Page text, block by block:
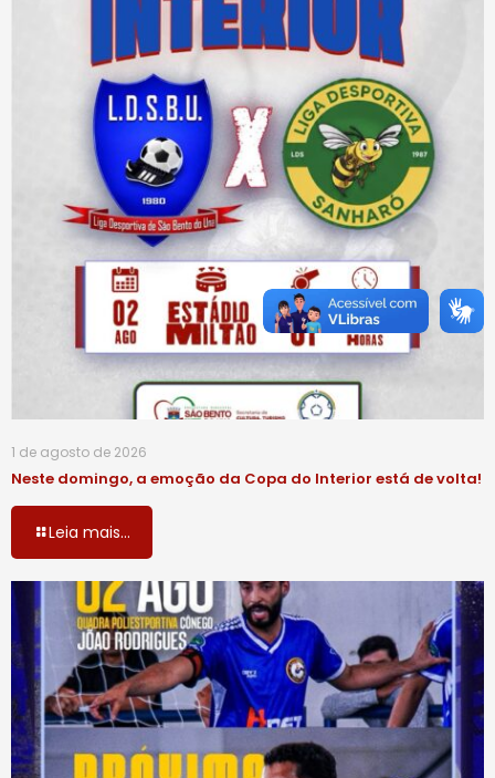
1 de agosto de 2026
Neste domingo, a emoção da Copa do Interior está de volta!
Leia mais...